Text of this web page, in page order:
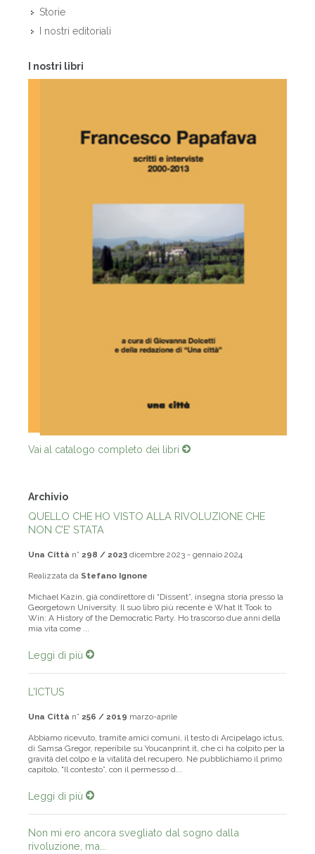
Storie
I nostri editoriali
I nostri libri
Vai al catalogo completo dei libri
QUELLO CHE HO VISTO ALLA RIVOLUZIONE CHE
Michael Kazin, già condirettore di “Dissent”, insegna storia presso la
Georgetown University. Il suo libro più recente è What It Took to
Win: A History of the Democratic Party. Ho trascorso due anni della
Leggi di più
Abbiamo ricevuto, tramite amici comuni, il testo di Arcipelago ictus,
di Samsa Gregor, reperibile su Youcanprint.it, che ci ha colpito per la
gravità del colpo e la vitalità del recupero. Ne pubblichiamo il primo
Leggi di più
Non mi ero ancora svegliato dal sogno dalla